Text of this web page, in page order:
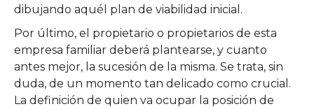
dibujando aquél plan de viabilidad inicial.
Por último, el propietario o propietarios de esta
empresa familiar deberá plantearse, y cuanto
antes mejor, la sucesión de la misma. Se trata, sin
duda, de un momento tan delicado como crucial.
La definición de quien va ocupar la posición de